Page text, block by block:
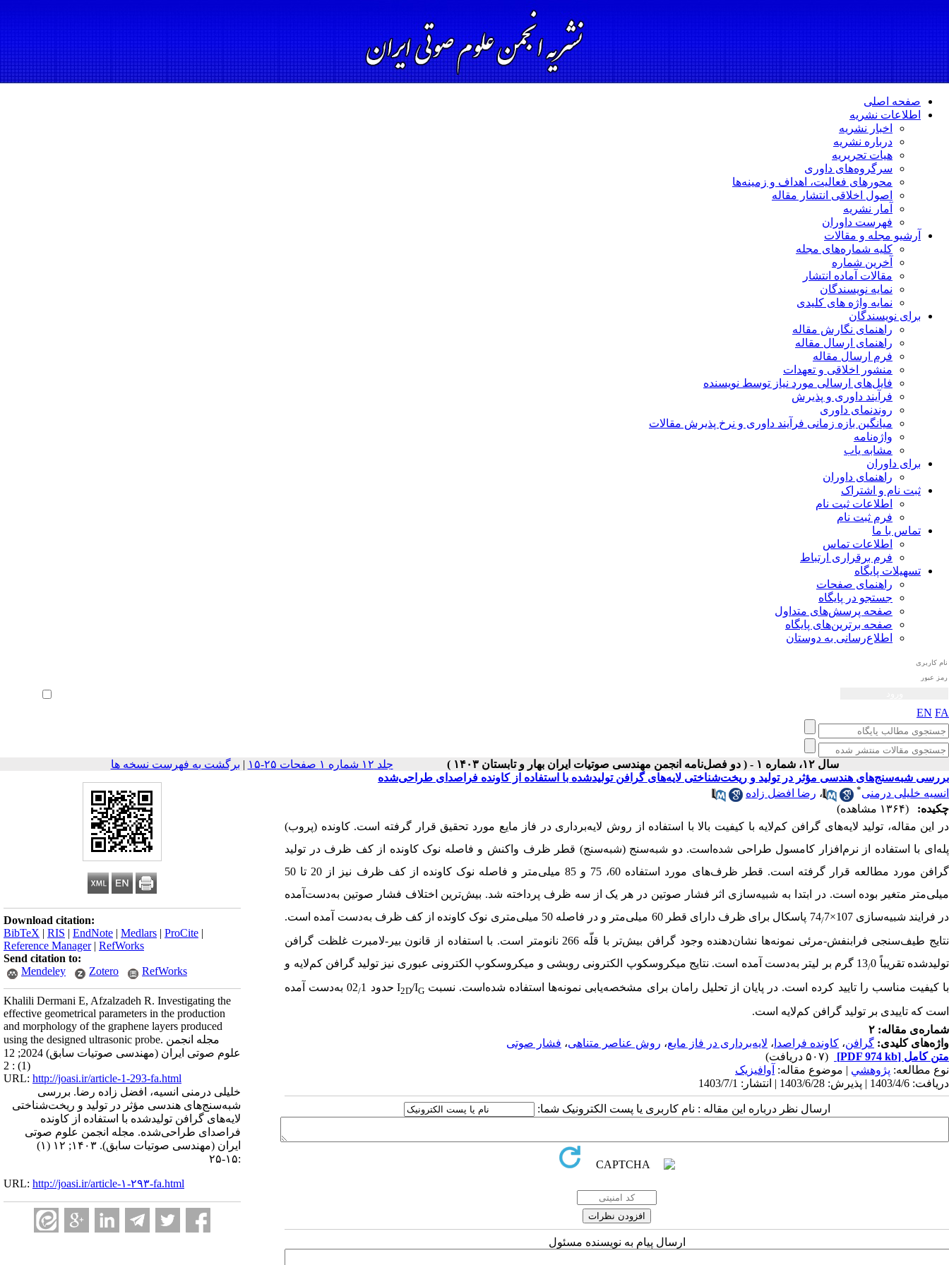
صفحه اصلی
اطلاعات نشریه
اخبار نشریه
درباره نشریه
هیات تحریریه
سرگروه‌های داوری
محورهای فعالیت، اهداف و زمینه‌ها
اصول اخلاقی انتشار مقاله
آمار نشریه
فهرست داوران
آرشیو مجله و مقالات
کلیه شماره‌های مجله
آخرین شماره
مقالات آماده انتشار
نمایه نویسندگان
نمایه واژه های کلیدی
برای نویسندگان
راهنمای نگارش مقاله
راهنمای ارسال مقاله
فرم ارسال مقاله
منشور اخلاقی و تعهدات
فایل‌های ارسالی مورد نیاز توسط نویسنده
فرآیند داوری و پذیرش
روندنمای داوری
میانگین بازه زمانی فرآیند داوری و نرخ پذیرش مقالات
واژه‌نامه
مشابه یاب
برای داوران
راهنمای داوران
ثبت نام و اشتراک
اطلاعات ثبت نام
فرم ثبت نام
تماس با ما
اطلاعات تماس
فرم برقراری ارتباط
تسهیلات پایگاه
راهنمای صفحات
جستجو در پایگاه
صفحه پرسش‌های متداول
صفحه برترین‌های پایگاه
اطلاع‌رسانی به دوستان
EN FA
سال ۱۲، شماره ۱ - ( دو فصل‌نامه انجمن مهندسی صوتیات ايران بهار و تابستان ۱۴۰۳ ) جلد ۱۲ شماره ۱ صفحات ۲۵-۱۵ | برگشت به فهرست نسخه ها
Download citation:
BibTeX | RIS | EndNote | Medlars | ProCite |
Reference Manager| RefWorks
Send citation to:
Mendeley
Zotero RefWorks
Khalili Dermani E, Afzalzadeh R. Investigating the
effective geometrical parameters in the production
and morphology of the graphene layers produced
using the designed ultrasonic probe. مجله انجمن
علوم صوتی ایران (مهندسی صوتیات سابق) 2024; 12
(1) : 2
URL: http://joasi.ir/article-1-293-fa.html
خلیلی درمنی انسیه، افضل زاده رضا. بررسی
شبه‌سنج‌های هندسی مؤثر در تولید و ریخت‌شناختی
لایه‌های گرافن تولید‌شده با استفاده از کاونده
فراصدای طراحی‌شده. مجله انجمن علوم صوتی
ایران (مهندسی صوتیات سابق). ۱۴۰۳; ۱۲ (۱)
:۱۵-۲۵
URL: http://joasi.ir/article-۱-۲۹۳-fa.html
بررسی شبه‌سنج‌های هندسی مؤثر در تولید و ریخت‌شناختی لایه‌های گرافن تولید‌شده با استفاده از کاونده فراصدای طراحی‌شده
انسیه خلیلی درمنی* ، رضا افضل زاده
چکیده:
(۱۳۶۴ مشاهده)
در این مقاله، تولید لایه‌های گرافن کم‌لایه با کیفیت بالا با استفاده از روش لایه‌برداری در فاز مایع مورد تحقیق قرار گرفته است. کاونده (پروب)
پله‌ای با استفاده از نرم‌افزار کامسول طراحی شده‌است. دو شبه‌سنج (شبه‌سنج‌) قطر ظرف واکنش و فاصله نوک کاونده از کف ظرف در تولید
گرافن مورد مطالعه قرار گرفته است. قطر ظرف‌های مورد استفاده 60، 75 و 85 میلی‌متر و فاصله نوک کاونده از کف ظرف نیز از 20 تا 50
میلی‌متر متغیر بوده است. در ابتدا به شبیه‌سازی اثر فشار صوتین در هر یک از سه ظرف پرداخته شد. بیش‌ترین اختلاف فشار صوتین به‌دست‌آمده
در فرایند شبیه‌سازی 107×74
/ 7 پاسکال برای ظرف دارای قطر 60 میلی‌متر و در فاصله 50 میلی‌متری نوک کاونده از کف ظرف به‌دست آمده است.
نتایج طیف‌سنجی فرابنفش-مرئی نمونه‌ها نشان‌دهنده وجود گرافن بیش‌تر با قلّه 266 نانومتر است. با استفاده از قانون بیر-لامبرت غلظت گرافن
تولیدشده تقریباً 13
/0 گرم بر لیتر به‌دست آمده است. نتایج میکروسکوپ الکترونی روبشی و میکروسکوپ الکترونی عبوری نیز تولید گرافن کم‌لایه و
با کیفیت مناسب را تایید کرده است. در پایان از تحلیل رامان برای مشخصه‌یابی نمونه‌ها استفاده شده‌است. نسبت I2D/IG حدود 02 / 1 به‌دست آمده
است که تاییدی بر تولید گرافن کم‌لایه است.
شماره‌ی مقاله: ۲
واژه‌های کلیدی: گرافن، کاونده فراصدا ، لایه‌برداری در فاز مایع، روش عناصر متناهی، فشار صوتی
متن کامل [PDF 974 kb]
(۵۰۷ دریافت)
نوع مطالعه: پژوهشي | موضوع مقاله: آوافیزیک
دریافت: 1403/4/6 | پذیرش: 1403/6/28 | انتشار: 1403/7/1
ارسال نظر درباره این مقاله : نام کاربری یا پست الکترونیک شما:
ارسال پیام به نویسنده مسئول